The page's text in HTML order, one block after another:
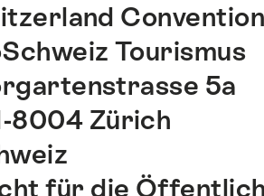
Tourismus
5a
8004 Zürich
für die